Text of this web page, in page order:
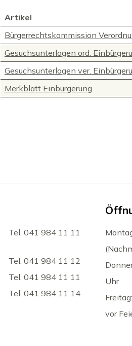
Artikel
Bürgerrechtskommission
Gesuchsunterlagen ord.
Gesuchsunterlagen ver.
Merkblatt Einbürgerung
Tel. 041 984 11 11
Tel. 041 984 11 12
Tel. 041 984 11 11
Tel. 041 984 11 14
Uhr
vor